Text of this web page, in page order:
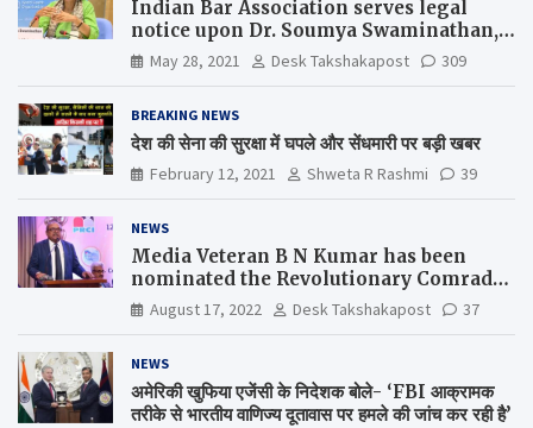
Indian Bar Association serves legal
notice upon Dr. Soumya Swaminathan,
the Chief Scientist, WHO
May 28, 2021 Desk Takshakapost 309
BREAKING NEWS
देश की सेना की सुरक्षा में घपले और सेंधमारी पर बड़ी खबर
February 12, 2021 Shweta R Rashmi 39
NEWS
Media Veteran B N Kumar has been
nominated the Revolutionary Comrade
Shiv Varma Media Award 2022-23
August 17, 2022 Desk Takshakapost 37
NEWS
अमेरिकी खुफिया एजेंसी के निदेशक बोले- ‘FBI आक्रामक
तरीके से भारतीय वाणिज्य दूतावास पर हमले की जांच कर रही है’